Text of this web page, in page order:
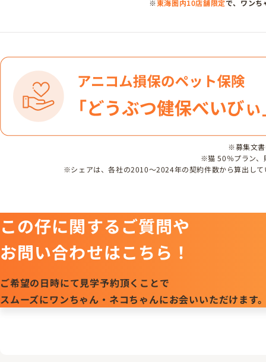
※東海圏内10店舗限定で、ワンち
※募集文
※猫 50％プラン、
※シェアは、各社の2010～2024年の契約件数から算出し
この仔に関するご質問や
お問い合わせはこちら！
ご希望の日時にて見学予約頂くことで
スムーズにワンちゃん・ネコちゃんにお会いいただけます